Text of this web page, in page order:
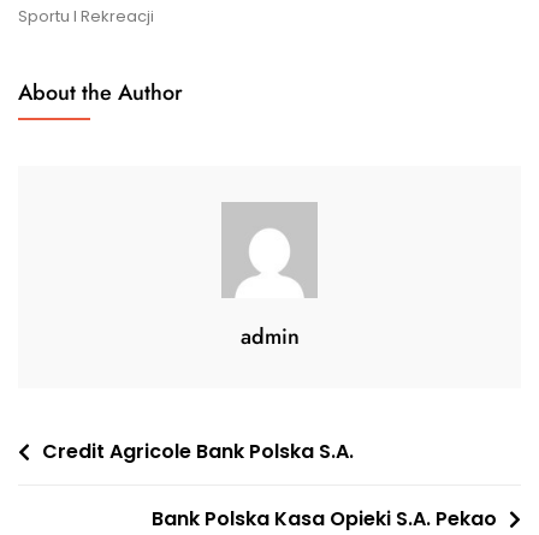
Sportu I Rekreacji
About the Author
admin
Nawigacja
Credit Agricole Bank Polska S.A.
Bank Polska Kasa Opieki S.A. Pekao